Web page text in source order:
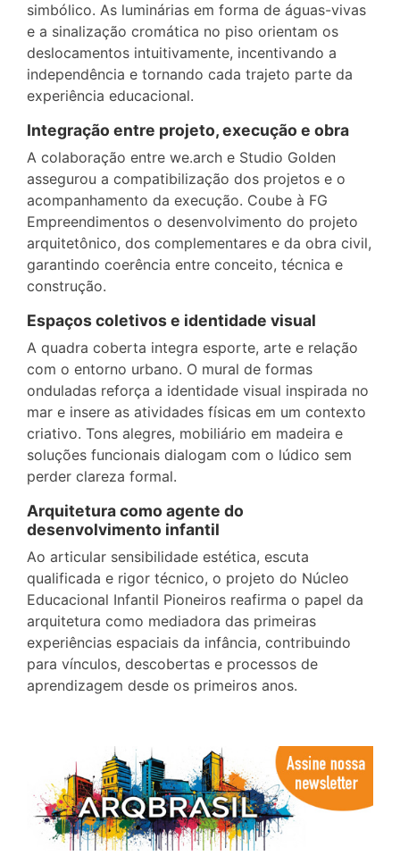
simbólico. As luminárias em forma de águas-vivas
e a sinalização cromática no piso orientam os
deslocamentos intuitivamente, incentivando a
independência e tornando cada trajeto parte da
experiência educacional.
Integração entre projeto, execução e obra
A colaboração entre we.arch e Studio Golden
assegurou a compatibilização dos projetos e o
acompanhamento da execução. Coube à FG
Empreendimentos o desenvolvimento do projeto
arquitetônico, dos complementares e da obra civil,
garantindo coerência entre conceito, técnica e
construção.
Espaços coletivos e identidade visual
A quadra coberta integra esporte, arte e relação
com o entorno urbano. O mural de formas
onduladas reforça a identidade visual inspirada no
mar e insere as atividades físicas em um contexto
criativo. Tons alegres, mobiliário em madeira e
soluções funcionais dialogam com o lúdico sem
perder clareza formal.
Arquitetura como agente do
desenvolvimento infantil
Ao articular sensibilidade estética, escuta
qualificada e rigor técnico, o projeto do Núcleo
Educacional Infantil Pioneiros reafirma o papel da
arquitetura como mediadora das primeiras
experiências espaciais da infância, contribuindo
para vínculos, descobertas e processos de
aprendizagem desde os primeiros anos.